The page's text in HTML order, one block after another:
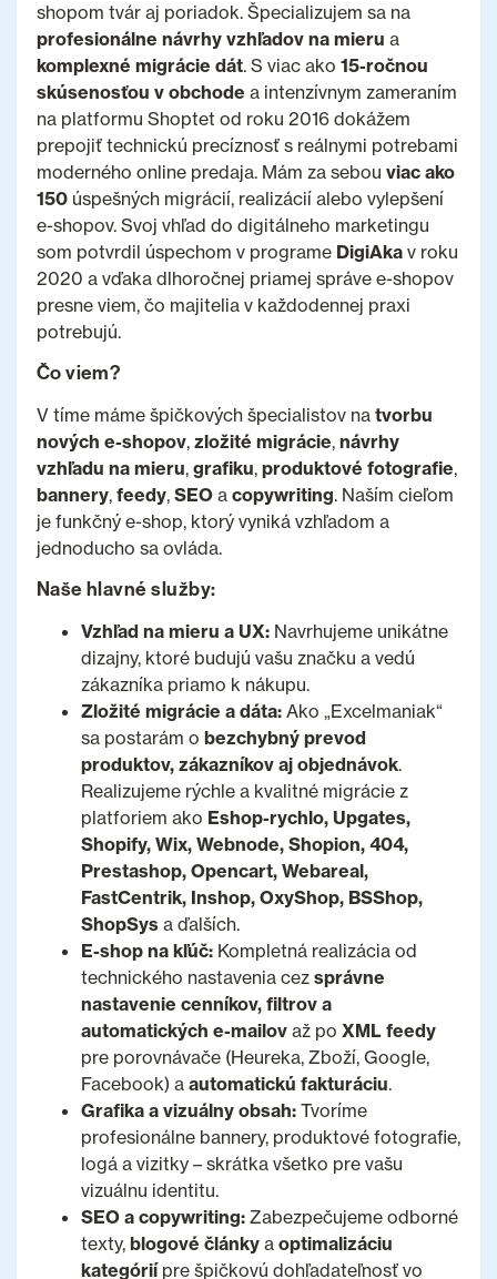
shopom tvár aj poriadok. Špecializujem sa na
profesionálne návrhy vzhľadov na mieru a
komplexné migrácie dát. S viac ako 15-ročnou
skúsenosťou v obchode a intenzívnym zameraním
na platformu Shoptet od roku 2016 dokážem
prepojiť technickú precíznosť s reálnymi potrebami
moderného online predaja. Mám za sebou viac ako
150 úspešných migrácií, realizácií alebo vylepšení
e-shopov. Svoj vhľad do digitálneho marketingu
som potvrdil úspechom v programe DigiAkav roku
2020 a vďaka dlhoročnej priamej správe e-shopov
presne viem, čo majitelia v každodennej praxi
potrebujú.
Čo viem?
V tíme máme špičkových špecialistov na tvorbu
nových e-shopov, zložité migrácie, návrhy
vzhľadu na mieru, grafiku, produktové fotografie,
bannery, feedy, SEOa copywriting. Naším cieľom
je funkčný e-shop, ktorý vyniká vzhľadom a
jednoducho sa ovláda.
Naše hlavné služby:
Vzhľad na mieru a UX:Navrhujeme unikátne
dizajny, ktoré budujú vašu značku a vedú
zákazníka priamo k nákupu.
Zložité migrácie a dáta:Ako „Excelmaniak“
sa postarám o bezchybný prevod
produktov, zákazníkov aj objednávok.
Realizujeme rýchle a kvalitné migrácie z
platforiem ako Eshop-rychlo, Upgates,
Shopify, Wix, Webnode, Shopion, 404,
Prestashop, Opencart, Webareal,
FastCentrik, Inshop, OxyShop, BSShop,
ShopSysa ďalších.
E-shop na kľúč:Kompletná realizácia od
technického nastavenia cez správne
nastavenie cenníkov, filtrov a
automatických e-mailovaž po XML feedy
pre porovnávače (Heureka, Zboží, Google,
Facebook) a automatickú fakturáciu.
Grafika a vizuálny obsah:Tvoríme
profesionálne bannery, produktové fotografie,
logá a vizitky – skrátka všetko pre vašu
vizuálnu identitu.
SEO a copywriting:Zabezpečujeme odborné
texty, blogové článkya optimalizáciu
kategóriípre špičkovú dohľadateľnosť vo